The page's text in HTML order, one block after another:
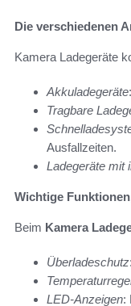
Die verschiedenen
Kamera Ladegeräte
Akkuladegeräte
Tragbare
Ausfallzeiten.
Ladegeräte mit
Wichtige
Beim Kamera
Überladeschutz
LED-Anzeigen: